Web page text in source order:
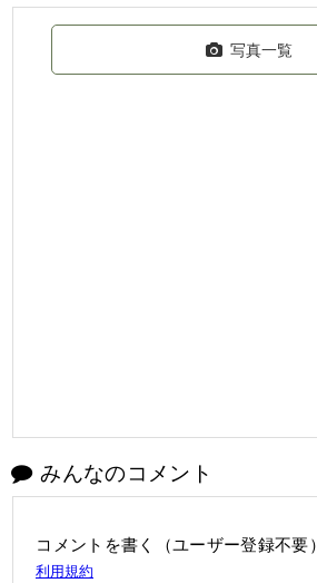
写真一覧
みんなのコメント
コメントを書く（ユーザー登録不要）